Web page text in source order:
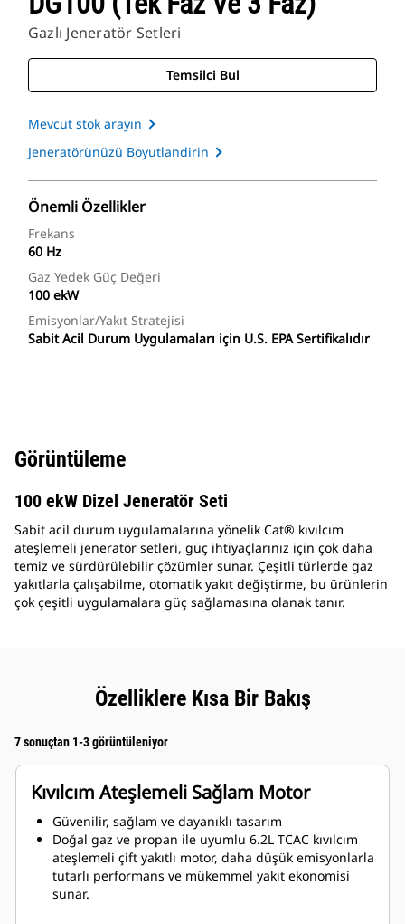
Gazlı Jeneratör Setleri
Temsilci Bul
Mevcut stok arayın
Jeneratörünüzü Boyutlandirin
Önemli Özellikler
Frekans
60 Hz
Gaz Yedek Güç Değeri
100 ekW
Emisyonlar/Yakıt Stratejisi
Sabit Acil Durum Uygulamaları için U.S. EPA Sertifikalıdır
Görüntüleme
100 ekW Dizel Jeneratör Seti
Sabit acil durum uygulamalarına yönelik Cat® kıvılcım
ateşlemeli jeneratör setleri, güç ihtiyaçlarınız için çok daha
temiz ve sürdürülebilir çözümler sunar. Çeşitli türlerde gaz
yakıtlarla çalışabilme, otomatik yakıt değiştirme, bu ürünlerin
çok çeşitli uygulamalara güç sağlamasına olanak tanır.
Özelliklere Kısa Bir Bakış
7 sonuçtan 1-3 görüntüleniyor
Kıvılcım Ateşlemeli Sağlam Motor
Güvenilir, sağlam ve dayanıklı tasarım
Doğal gaz ve propan ile uyumlu 6.2L TCAC kıvılcım
ateşlemeli çift yakıtlı motor, daha düşük emisyonlarla
tutarlı performans ve mükemmel yakıt ekonomisi
sunar.